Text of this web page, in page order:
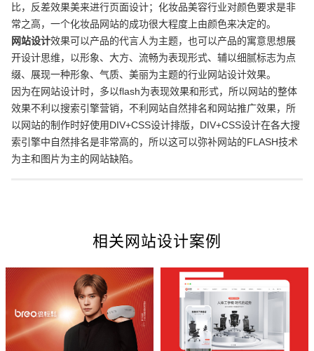
比，反差效果美来进行页面设计；化妆品美容行业对颜色要求是非
常之高，一个化妆品网站的成功很大程度上由颜色来决定的。
网站设计效果可以产品的代言人为主题，也可以产品的寓意思想展
开设计思维，以形象、大方、流畅为表现形式、辅以细腻标志为点
缀、展现一种形象、气质、美丽为主题的行业网站设计效果。
因为在网站设计时，多以flash为表现效果和形式，所以网站的整体
效果不利以搜索引擎营销，不利网站自然排名和网站推广效果，所
以网站的制作时好使用DIV+CSS设计排版，DIV+CSS设计在各大搜
索引擎中自然排名是非常高的，所以这可以弥补网站的FLASH技术
为主和图片为主的网站缺陷。
相关网站设计案例
电商及系统平台开发 · 微信小程序开发
您的预算 1万-3万 3万-5万